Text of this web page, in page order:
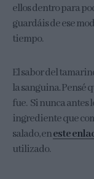
ellos dentro para
guardáis de ese
tiempo.
El sabor del
la sanguina. Pensé
fue. Si nunca antes
ingrediente que
salado, eneste
utilizado.